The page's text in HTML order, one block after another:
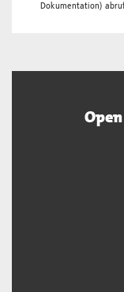
Dokumentation)